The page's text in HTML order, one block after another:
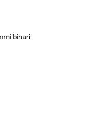
binari